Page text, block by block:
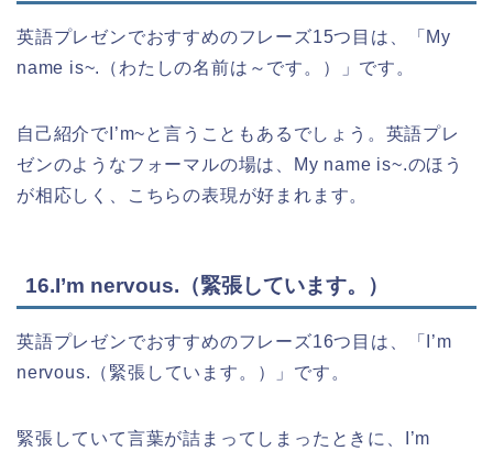
英語プレゼンでおすすめのフレーズ15つ目は、「My
name is~.（わたしの名前は～です。）」です。
自己紹介でI’m~と言うこともあるでしょう。英語プレ
ゼンのようなフォーマルの場は、My name is~.のほう
が相応しく、こちらの表現が好まれます。
16.I’m nervous.（緊張しています。）
英語プレゼンでおすすめのフレーズ16つ目は、「I’m
nervous.（緊張しています。）」です。
緊張していて言葉が詰まってしまったときに、I’m